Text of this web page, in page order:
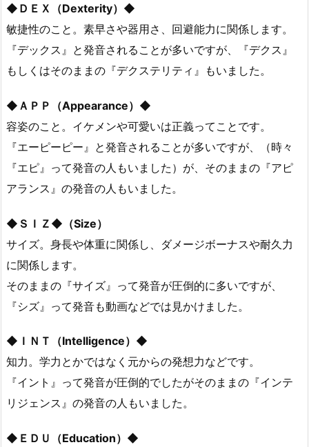
◆ＤＥＸ（Dexterity）◆
敏捷性のこと。素早さや器用さ、回避能力に関係します。
『デックス』と発音されることが多いですが、『デクス』
もしくはそのままの『デクステリティ』もいました。
◆ＡＰＰ（Appearance）◆
容姿のこと。イケメンや可愛いは正義ってことです。
『エーピーピー』と発音されることが多いですが、（時々
『エピ』って発音の人もいました）が、そのままの『アピ
アランス』の発音の人もいました。
◆ＳＩＺ◆（Size）
サイズ。身長や体重に関係し、ダメージボーナスや耐久力
に関係します。
そのままの『サイズ』って発音が圧倒的に多いですが、
『シズ』って発音も動画などでは見かけました。
◆ＩＮＴ（Intelligence）◆
知力。学力とかではなく元からの発想力などです。
『イント』って発音が圧倒的でしたがそのままの『インテ
リジェンス』の発音の人もいました。
◆ＥＤＵ（Education）◆